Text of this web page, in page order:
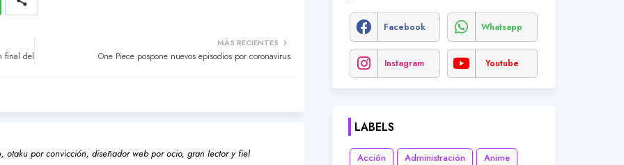
MÁS RECIENTES
One Piece pospone nuevos episodios por coronavirus
final del
otaku por convicción, diseñador web por ocio, gran lector y fiel
Facebook Whatsapp
Instagram Youtube
LABELS
Acción Administración
Anime